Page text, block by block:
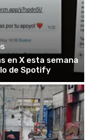
en X esta semana
de Spotify